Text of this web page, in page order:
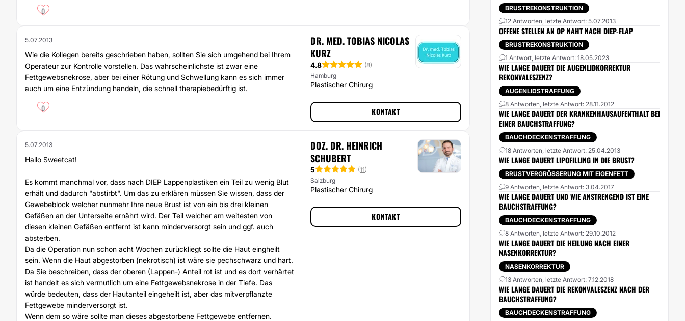
0
5.07.2013
Wie die Kollegen bereits geschrieben haben, sollten Sie sich umgehend bei Ihrem
Operateur zur Kontrolle vorstellen. Das wahrscheinlichste ist zwar eine
Fettgewebsnekrose, aber bei einer Rötung und Schwellung kann es sich immer
auch um eine Entzündung handeln, die schnell therapiebedürftig ist.
0
DR. MED. TOBIAS NICOLAS
KURZ
4.8 (8)
Hamburg
Plastischer Chirurg
KONTAKT
5.07.2013
Hallo Sweetcat!
Es kommt manchmal vor, dass nach DIEP Lappenplastiken ein Teil zu wenig Blut
erhält und dadurch "abstirbt". Um das zu erklären müssen Sie wissen, dass der
Gewebeblock welcher nunmehr Ihre neue Brust ist von ein bis drei kleinen
Gefäßen an der Unterseite ernährt wird. Der Teil welcher am weitesten von
diesen kleinen Gefäßen entfernt ist kann minderversorgt sein und ggf. auch
absterben.
Da die Operation nun schon acht Wochen zurückliegt sollte die Haut eingheilt
sein. Wenn die Haut abgestorben (nekrotisch) ist wäre sie pechschwarz und hart.
Da Sie beschreiben, dass der oberen (Lappen-) Anteil rot ist und es dort verhärtet
ist handelt es sich vermutlich um eine Fettgewebsnekrose in der Tiefe. Das
würde bedeuten, dass der Hautanteil eingeheilt ist, aber das mitverpflanzte
Fettgewebe minderversorgt ist.
Wenn dem so wäre sollte man dieses abgestorbene Fettgewebe entfernen.
DOZ. DR. HEINRICH
SCHUBERT
5 (11)
Salzburg
Plastischer Chirurg
KONTAKT
BRUSTREKONSTRUKTION
12 Antworten, letzte Antwort: 5.07.2013
OFFENE STELLEN AN OP NAHT NACH DIEP-FLAP
BRUSTREKONSTRUKTION
1 Antwort, letzte Antwort: 18.05.2023
WIE LANGE DAUERT DIE AUGENLIDKORREKTUR
REKONVALESZENZ?
AUGENLIDSTRAFFUNG
8 Antworten, letzte Antwort: 28.11.2012
WIE LANGE DAUERT DER KRANKENHAUSAUFENTHALT BEI
EINER BAUCHSTRAFFUNG?
BAUCHDECKENSTRAFFUNG
18 Antworten, letzte Antwort: 25.04.2013
WIE LANGE DAUERT LIPOFILLING IN DIE BRUST?
BRUSTVERGRÖSSERUNG MIT EIGENFETT
9 Antworten, letzte Antwort: 3.04.2017
WIE LANGE DAUERT UND WIE ANSTRENGEND IST EINE
BAUCHSTRAFFUNG?
BAUCHDECKENSTRAFFUNG
8 Antworten, letzte Antwort: 29.10.2012
WIE LANGE DAUERT DIE HEILUNG NACH EINER
NASENKORREKTUR?
NASENKORREKTUR
13 Antworten, letzte Antwort: 7.12.2018
WIE LANGE DAUERT DIE REKONVALESZENZ NACH DER
BAUCHSTRAFFUNG?
BAUCHDECKENSTRAFFUNG